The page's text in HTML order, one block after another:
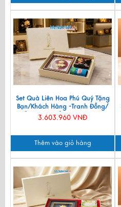
Set Quà Liên Hoa Phú Quý Tặng
Bạn/Khách Hàng -Tranh Đồng/
Đế Lót Ly & Cắm Bút CBQT006
3.603.960 VNĐ
Thêm vào giỏ hàng